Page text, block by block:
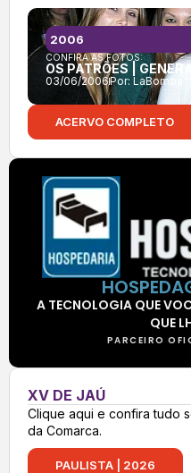
CONFIRA AS FOTOS:
OS PATRÕES |
03/06/2006Por: LaBomba
2006
ACERVO COMPLETO
A TECNOLOGIA QUE
QUE
PARCEIRO
XV DE JAÚ
Clique aqui e confira tudo
da Comarca.
PAULISTA | 2026